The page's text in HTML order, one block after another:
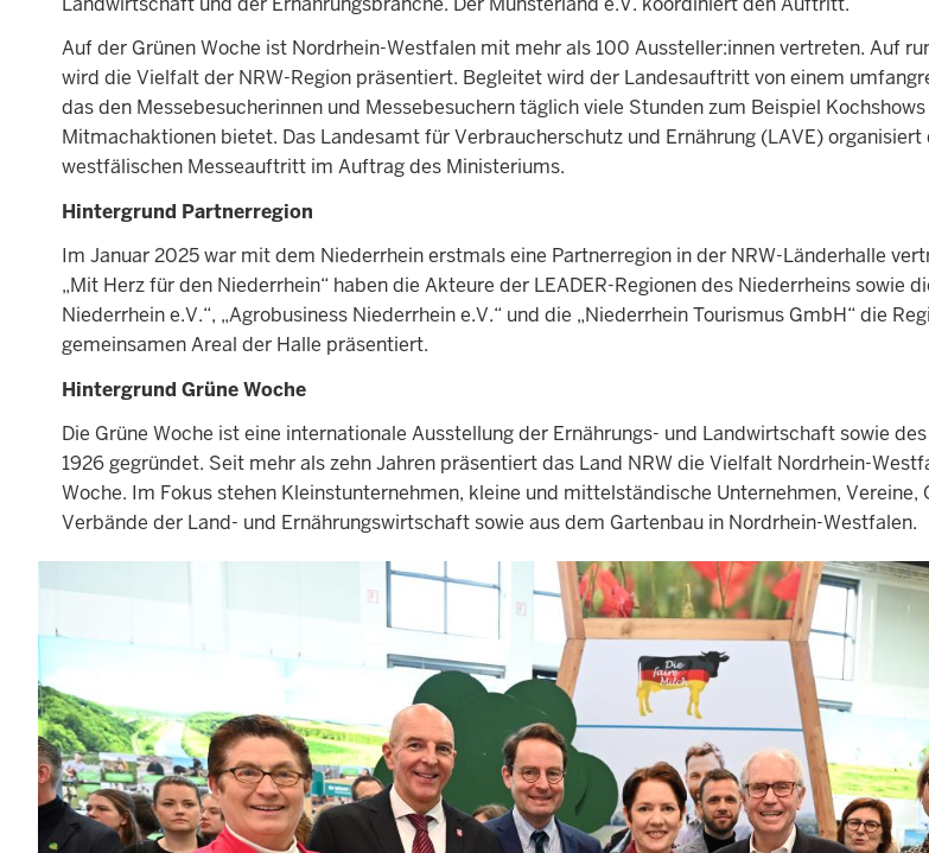
Auf der Grünen Woche ist Nordrhein-Westfalen mit mehr als 100 Aussteller:innen vertreten. Auf
wird die Vielfalt der NRW-Region präsentiert. Begleitet wird der Landesauftritt von einem
das den Messebesucherinnen und Messebesuchern täglich viele Stunden zum Beispiel
Mitmachaktionen bietet. Das Landesamt für Verbraucherschutz und Ernährung (LAVE) organisiert
westfälischen Messeauftritt im Auftrag des Ministeriums.
Hintergrund Partnerregion
Im Januar 2025 war mit dem Niederrhein erstmals eine Partnerregion in der NRW-Länderhalle
„Mit Herz für den Niederrhein“ haben die Akteure der LEADER-Regionen des Niederrheins sowie
Niederrhein e.V.“, „Agrobusiness Niederrhein e.V.“ und die „Niederrhein Tourismus GmbH“ die
gemeinsamen Areal der Halle präsentiert.
Hintergrund Grüne Woche
Die Grüne Woche ist eine internationale Ausstellung der Ernährungs- und Landwirtschaft sowie
1926 gegründet. Seit mehr als zehn Jahren präsentiert das Land NRW die Vielfalt Nordrhein-
Woche. Im Fokus stehen Kleinstunternehmen, kleine und mittelständische Unternehmen, Vereine,
Verbände der Land- und Ernährungswirtschaft sowie aus dem Gartenbau in Nordrhein-Westfalen.
Galerie
nächsten
Element
die
Pfeiltasten
links
und
rechts
zum